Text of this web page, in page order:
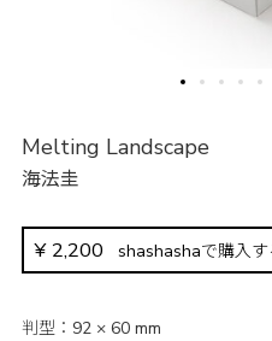
Melting Landscape
海法圭
¥ 2,200 shashashaで購入す
判型
92 × 60 mm